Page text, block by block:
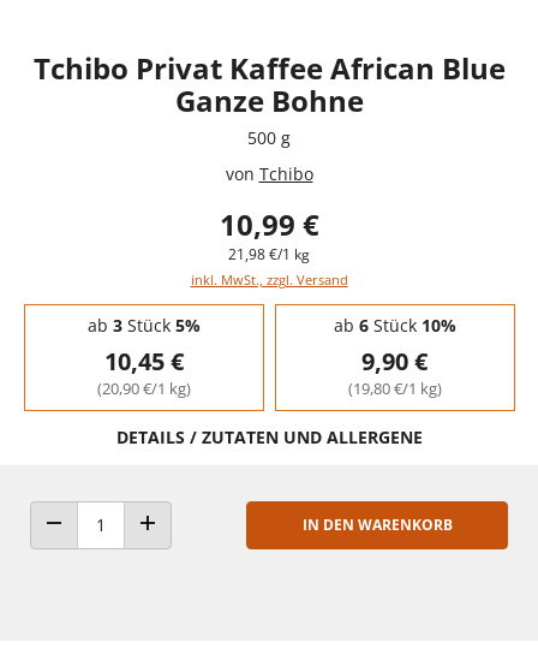
Tchibo Privat Kaffee African Blue
Ganze Bohne
500 g
von Tchibo
10,99 €
21,98 €/1 kg
inkl. MwSt., zzgl. Versand
Staffelpreise - Mengenrabatt
ab 3Stück 5%
10,45 €
(20,90 €/1 kg)
ab 6Stück 10%
9,90 €
(19,80 €/1 kg)
DETAILS / ZUTATEN UND ALLERGENE
ANZAHL VERRINGERNANZAHL ERHÖHEN
IN DEN WARENKORB